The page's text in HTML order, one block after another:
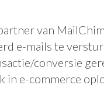
van
e-mails te
conversie
in e-commerce